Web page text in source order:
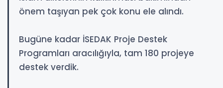
önem taşıyan pek çok konu ele alındı.
Bugüne kadar İSEDAK Proje Destek
Programları aracılığıyla, tam 180 projeye
destek verdik.